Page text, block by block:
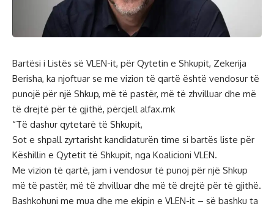
Bartësi i Listës së VLEN-it, për Qytetin e Shkupit, Zekerija
Berisha, ka njoftuar se me vizion të qartë është vendosur të
punojë për një Shkup, më të pastër, më të zhvilluar dhe më
të drejtë për të gjithë, përcjell alfax.mk
“Të dashur qytetarë të Shkupit,
Sot e shpall zyrtarisht kandidaturën time si bartës liste për
Këshillin e Qytetit të Shkupit, nga Koalicioni VLEN.
Me vizion të qartë, jam i vendosur të punoj për një Shkup
më të pastër, më të zhvilluar dhe më të drejtë për të gjithë.
Bashkohuni me mua dhe me ekipin e VLEN-it – së bashku ta